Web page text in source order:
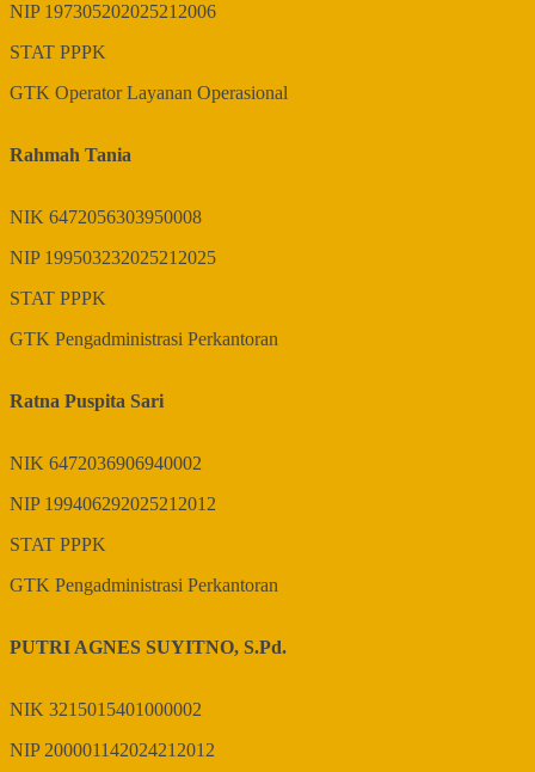
NIP 197305202025212006
STAT PPPK
GTK Operator Layanan Operasional
Rahmah Tania
NIK 6472056303950008
NIP 199503232025212025
STAT PPPK
GTK Pengadministrasi Perkantoran
Ratna Puspita Sari
NIK 6472036906940002
NIP 199406292025212012
STAT PPPK
GTK Pengadministrasi Perkantoran
PUTRI AGNES SUYITNO, S.Pd.
NIK 3215015401000002
NIP200001142024212012